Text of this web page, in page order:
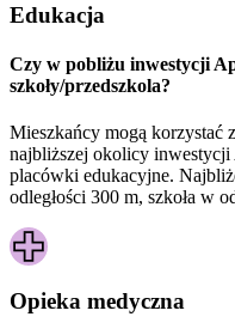
Edukacja
Czy w pobliżu inwestycji
szkoły/przedszkola?
Mieszkańcy mogą korzystać
najbliższej okolicy inwestycji
placówki edukacyjne.
odległości 300 m, szkoła w
Opieka medyczna